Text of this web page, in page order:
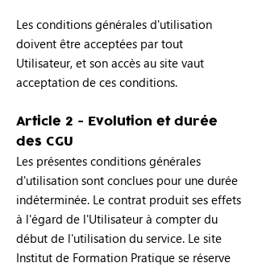
Les conditions générales d'utilisation
doivent être acceptées par tout
Utilisateur, et son accès au site vaut
acceptation de ces conditions.
Article 2 - Evolution et durée
des CGU
Les présentes conditions générales
d'utilisation sont conclues pour une durée
indéterminée. Le contrat produit ses effets
à l'égard de l'Utilisateur à compter du
début de l'utilisation du service. Le site
Institut de Formation Pratique se réserve